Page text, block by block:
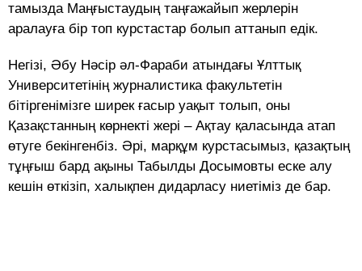
тамызда Маңғыстаудың таңғажайып жерлерін
аралауға бір топ курстастар болып аттанып едік.
Негізі, Әбу Нәсір әл-Фараби атындағы Ұлттық
Университетінің журналистика факультетін
бітіргенімізге ширек ғасыр уақыт толып, оны
Қазақстанның көрнекті жері – Ақтау қаласында атап
өтуге бекінгенбіз. Әрі, марқұм курстасымыз, қазақтың
тұңғыш бард ақыны Табылды Досымовты еске алу
кешін өткізіп, халықпен дидарласу ниетіміз де бар.